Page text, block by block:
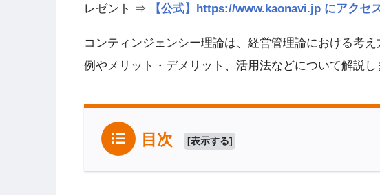
レゼント ⇒
【公式】https://www.kaonavi.jp にアクセ
コンティンジェンシー理論は、経営管理論における考
例やメリット・デメリット、活用法などについて解説し
目次 [表示する]